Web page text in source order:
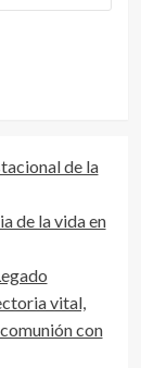
de la
de la vida en
vital,
con